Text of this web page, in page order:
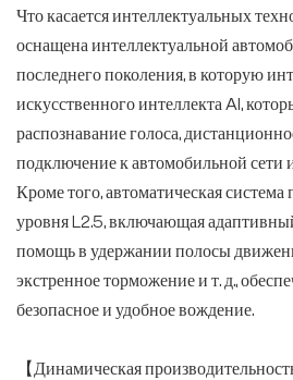
Что касается интеллектуальных
оснащена интеллектуальной
последнего поколения, в которую
искусственного интеллекта AI,
распознавание голоса,
подключение к автомобильной сети
Кроме того, автоматическая
уровня L2.5, включающая
помощь в удержании полосы
экстренное торможение и т. д.,
безопасное и удобное вождение.
【Динамическая